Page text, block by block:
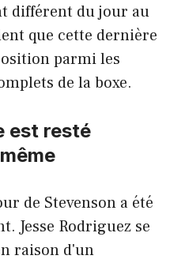
différent du jour au
que cette dernière
parmi les
de la boxe.
est resté
de Stevenson a été
Jesse Rodriguez se
raison d'un